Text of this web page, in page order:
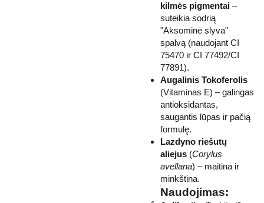
kilmės pigmentai –
suteikia sodrią
"Aksominė slyva"
spalvą (naudojant CI
75470 ir CI 77492/CI
77891).
Augalinis Tokoferolis
(Vitaminas E) – galingas
antioksidantas,
saugantis lūpas ir pačią
formulę.
Lazdyno riešutų
aliejus (Corylus
avellana) – maitina ir
minkština.
Naudojimas: